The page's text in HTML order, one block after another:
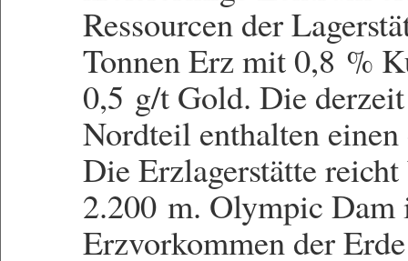
Ressourcen der
Tonnen Erz mit 0,8 %
0,5 g/t Gold. Die
Nordteil enthalten
Die Erzlagerstätte
2.200 m. Olympic Dam
Erzvorkommen der